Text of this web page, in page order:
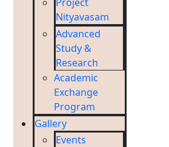
Nityavasam
Advanced
Study &
Research
Academic
Exchange
Program
Gallery
Events